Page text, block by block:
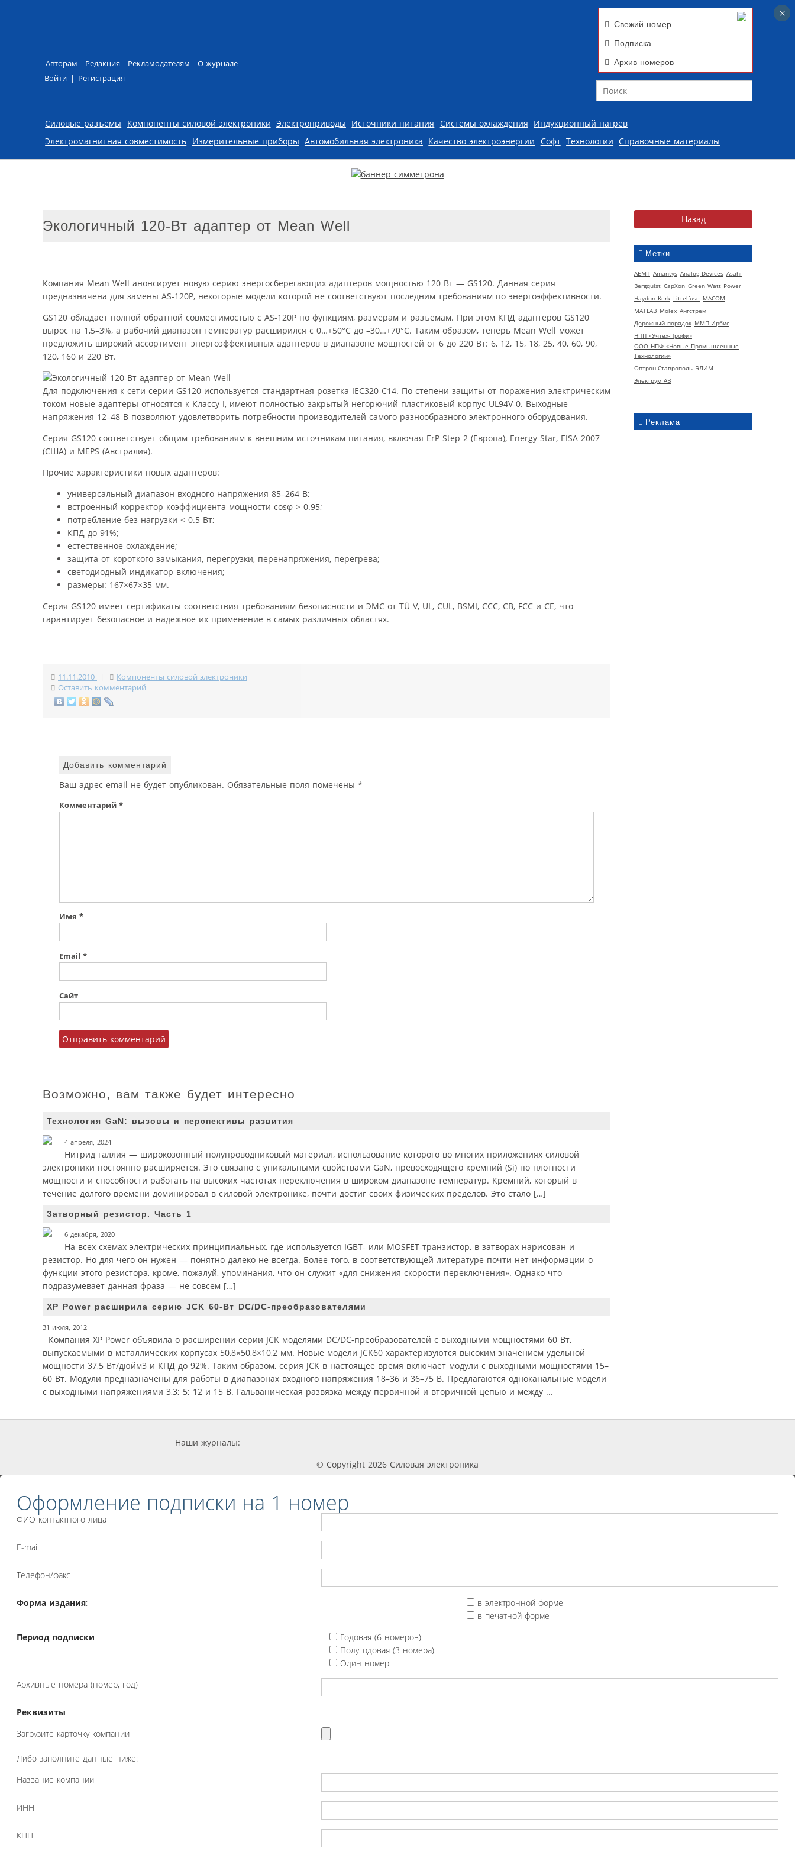
Авторам Редакция Рекламодателям
О журнале
Войти | Регистрация
Свежий номер
Подписка
Архив номеров
Поиск
Skip to content
Силовые разъемы Компоненты силовой электроники Электроприводы Источники питания Системы охлаждения Индукционный нагрев
Электромагнитная совместимость Измерительные приборы Автомобильная электроника Качество электроэнергии Софт Технологии Справочные материалы
Метки
AEMT Amantys Analog Devices Asahi
Bergquist CapXon Green Watt Power
Haydon Kerk Littelfuse MACOM
MATLAB Molex Ангстрем
Дорожный порядок ММП-Ирбис
НПП «Учтех-Профи»
ООО НПФ «Новые Промышленные
Технологии»
Оптрон-Ставрополь ЭЛИМ
Электрум АВ
Реклама
Экологичный 120-Вт адаптер от Mean Well
Компания Mean Well анонсирует новую серию энергосберегающих адаптеров мощностью 120 Вт — GS120. Данная серия
предназначена для замены AS-120P, некоторые модели которой не соответствуют последним требованиям по энергоэффективности.
GS120 обладает полной обратной совместимостью с AS-120P по функциям, размерам и разъемам. При этом КПД адаптеров GS120
вырос на 1,5–3%, а рабочий диапазон температур расширился с 0…+50°С до –30…+70°С. Таким образом, теперь Mean Well может
предложить широкий ассортимент энергоэффективных адаптеров в диапазоне мощностей от 6 до 220 Вт: 6, 12, 15, 18, 25, 40, 60, 90,
120, 160 и 220 Вт.
Для подключения к сети серии GS120 используется стандартная розетка IEC320-C14. По степени защиты от поражения электрическим
током новые адаптеры относятся к Классу I, имеют полностью закрытый негорючий пластиковый корпус UL94V-0. Выходные
напряжения 12–48 В позволяют удовлетворить потребности производителей самого разнообразного электронного оборудования.
Серия GS120 соответствует общим требованиям к внешним источникам питания, включая ErP Step 2 (Европа), Energy Star, EISA 2007
(США) и MEPS (Австралия).
Прочие характеристики новых адаптеров:
универсальный диапазон входного напряжения 85–264 В;
встроенный корректор коэффициента мощности cosφ > 0.95;
потребление без нагрузки < 0.5 Вт;
КПД до 91%;
естественное охлаждение;
защита от короткого замыкания, перегрузки, перенапряжения, перегрева;
светодиодный индикатор включения;
размеры: 167×67×35 мм.
Серия GS120 имеет сертификаты соответствия требованиям безопасности и ЭМС от TÜ V, UL, CUL, BSMI, CCC, CB, FCC и CE, что
гарантирует безопасное и надежное их применение в самых различных областях.
11.11.2010 |
Компоненты силовой электроники
Оставить комментарий
Добавить комментарий
Ваш адрес email не будет опубликован. Обязательные поля помечены *
Комментарий *
Имя *
Email *
Сайт
Возможно, вам также будет интересно
Технология GaN: вызовы и перспективы развития
4 апреля, 2024
Нитрид галлия — широкозонный полупроводниковый материал, использование которого во многих приложениях силовой
электроники постоянно расширяется. Это связано с уникальными свойствами GaN, превосходящего кремний (Si) по плотности
мощности и способности работать на высоких частотах переключения в широком диапазоне температур. Кремний, который в
течение долгого времени доминировал в силовой электронике, почти достиг своих физических пределов. Это стало […]
Затворный резистор. Часть 1
6 декабря, 2020
На всех схемах электрических принципиальных, где используется IGBT- или MOSFET-транзистор, в затворах нарисован и
резистор. Но для чего он нужен — понятно далеко не всегда. Более того, в соответствующей литературе почти нет информации о
функции этого резистора, кроме, пожалуй, упоминания, что он служит «для снижения скорости переключения». Однако что
подразумевает данная фраза — не совсем […]
XP Power расширила серию JCK 60-Вт DC/DC-преобразователями
31 июля, 2012
Компания XP Power объявила о расширении серии JCK моделями DC/DC-преобразователей с выходными мощностями 60 Вт,
выпускаемыми в металлических корпусах 50,8×50,8×10,2 мм. Новые модели JCK60 характеризуются высоким значением удельной
мощности 37,5 Вт/дюйм3 и КПД до 92%. Таким образом, серия JCK в настоящее время включает модули с выходными мощностями 15–
60 Вт. Модули предназначены для работы в диапазонах входного напряжения 18–36 и 36–75 В. Предлагаются одноканальные модели
с выходными напряжениями 3,3; 5; 12 и 15 В. Гальваническая развязка между первичной и вторичной цепью и между ...
Наши журналы:
© Copyright 2026 Силовая электроника
Оформление подписки на 1 номер
ФИО контактного лица
E-mail
Телефон/факс
Форма издания:
в электронной форме
в печатной форме
Период подписки
Годовая (6 номеров)
Полугодовая (3 номера)
Один номер
Архивные номера (номер, год)
Реквизиты
Загрузите карточку компании
Либо заполните данные ниже:
Название компании
ИНН
КПП
×
×